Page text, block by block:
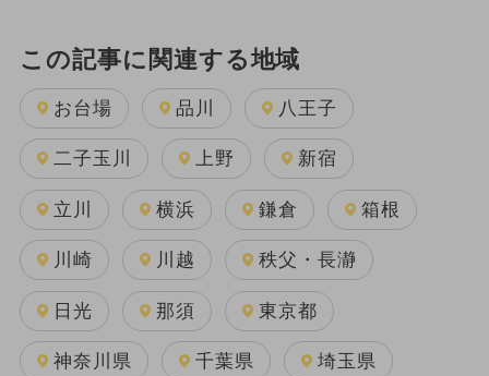
この記事に関連する地域
お台場 品川 八王子
二子玉川 上野 新宿
立川 横浜 鎌倉 箱根
川崎 川越 秩父・長瀞
日光 那須 東京都
神奈川県 千葉県 埼玉県